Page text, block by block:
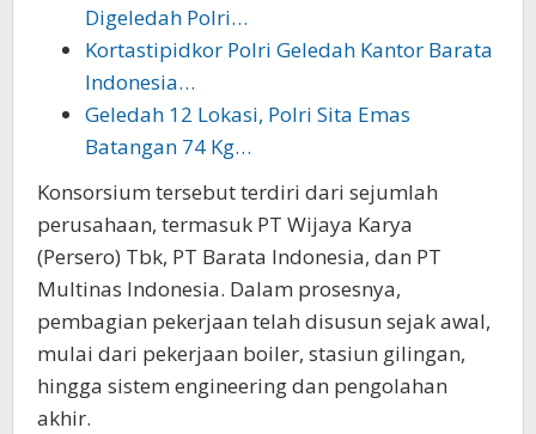
Digeledah Polri…
Kortastipidkor Polri Geledah Kantor Barata
Indonesia…
Geledah 12 Lokasi, Polri Sita Emas
Batangan 74 Kg…
Konsorsium tersebut terdiri dari sejumlah
perusahaan, termasuk PT Wijaya Karya
(Persero) Tbk, PT Barata Indonesia, dan PT
Multinas Indonesia. Dalam prosesnya,
pembagian pekerjaan telah disusun sejak awal,
mulai dari pekerjaan boiler, stasiun gilingan,
hingga sistem engineering dan pengolahan
akhir.